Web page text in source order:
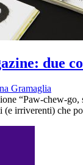
due
Gramaglia
“Paw-chew-
irriverenti) che